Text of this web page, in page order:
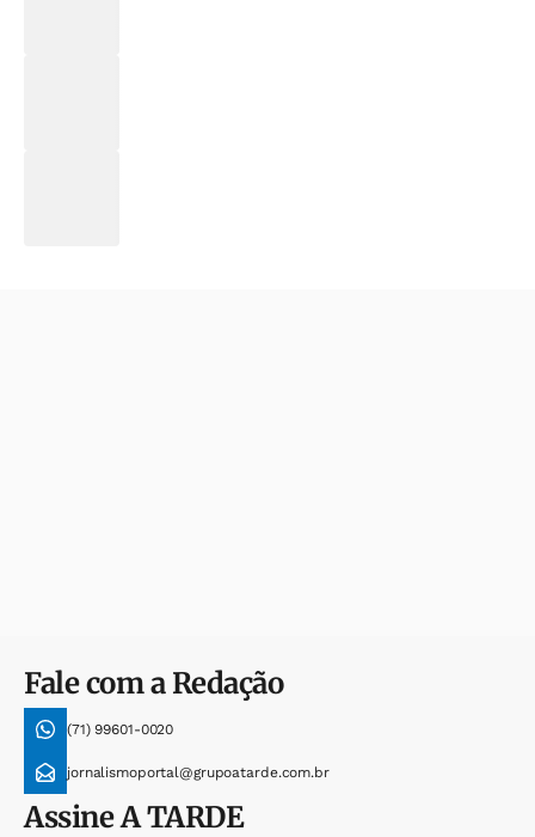
Fale com a Redação
(71) 99601-0020
jornalismoportal@grupoatarde.com.br
AssineA TARDE